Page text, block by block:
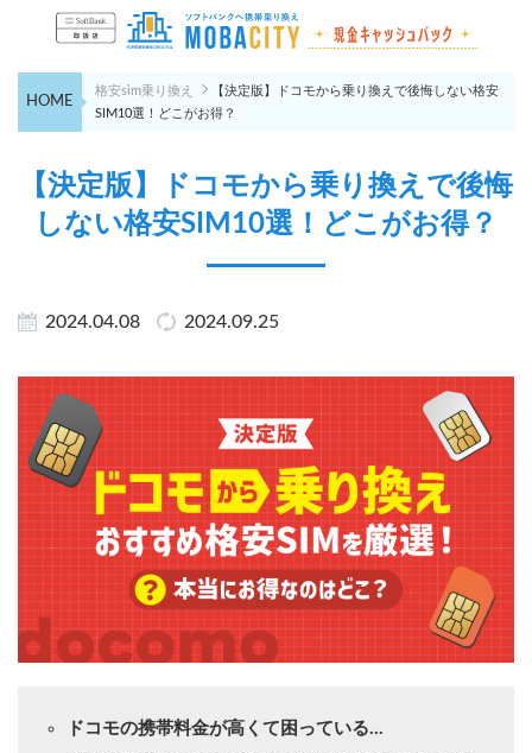
HOME
格安sim乗り換え
【決定版】ドコモから乗り換えで後悔しない格安
SIM10選！どこがお得？
【決定版】ドコモから乗り換えで後悔
しない格安SIM10選！どこがお得？
2024.04.08 2024.09.25
ドコモの携帯料金が高くて困っている…